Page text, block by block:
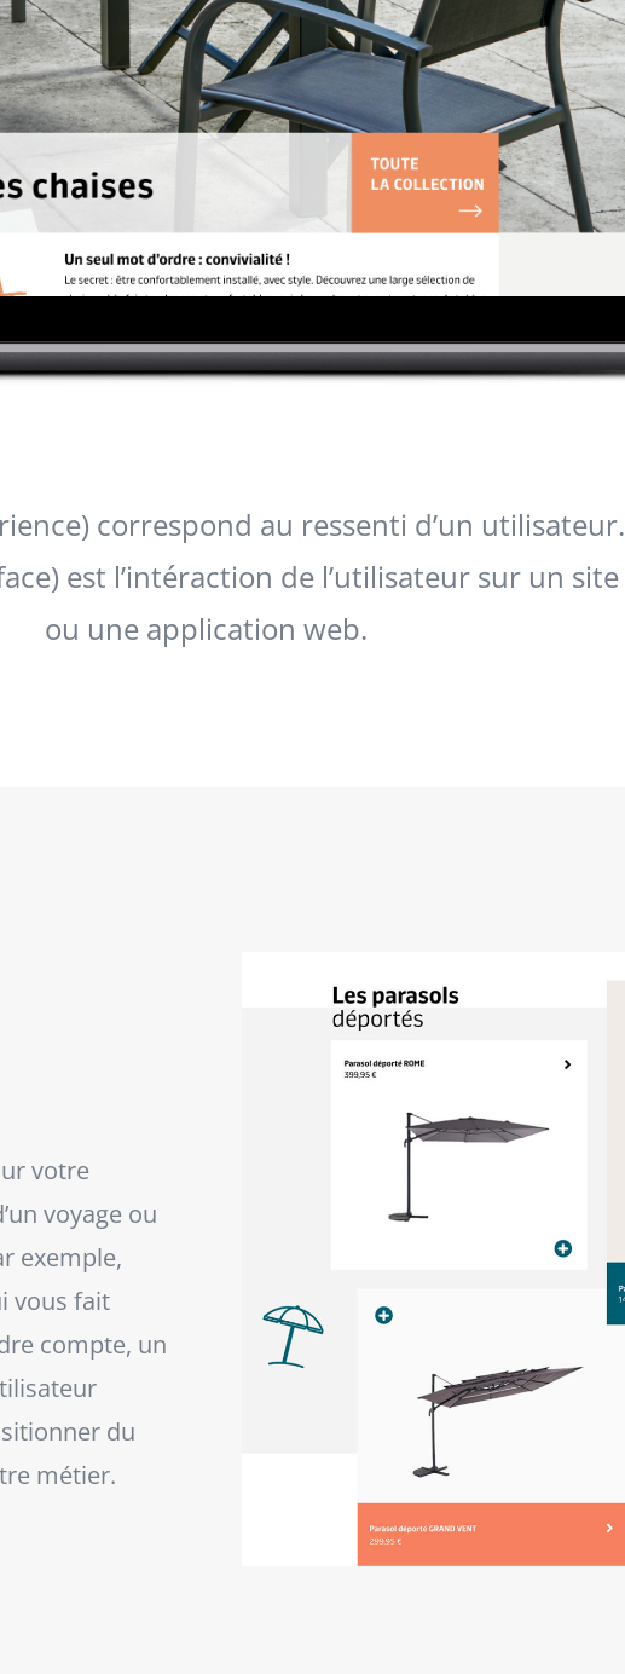
correspond au ressenti d’un utilisateur.
est l’intéraction de l’utilisateur sur un site
ou une application web.
votre
voyage ou
exemple,
vous fait
compte, un
du
métier.